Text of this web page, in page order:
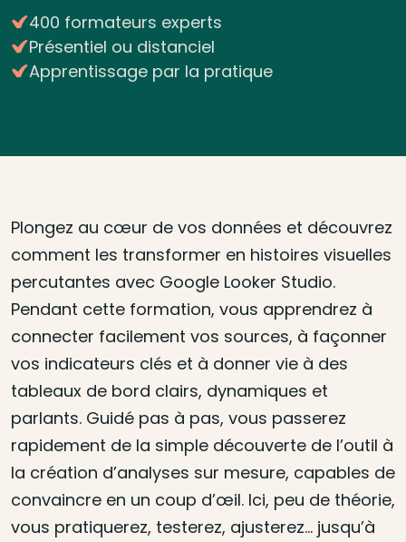
400 formateurs experts
Présentiel ou distanciel
Apprentissage par la pratique
Plongez au cœur de vos données et découvrez
comment les transformer en histoires visuelles
percutantes avec Google Looker Studio.
Pendant cette formation, vous apprendrez à
connecter facilement vos sources, à façonner
vos indicateurs clés et à donner vie à des
tableaux de bord clairs, dynamiques et
parlants. Guidé pas à pas, vous passerez
rapidement de la simple découverte de l’outil à
la création d’analyses sur mesure, capables de
convaincre en un coup d’œil. Ici, peu de théorie,
vous pratiquerez, testerez, ajusterez… jusqu’à